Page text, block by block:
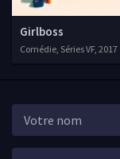
Girlboss
Comédie, Séries VF, 2017